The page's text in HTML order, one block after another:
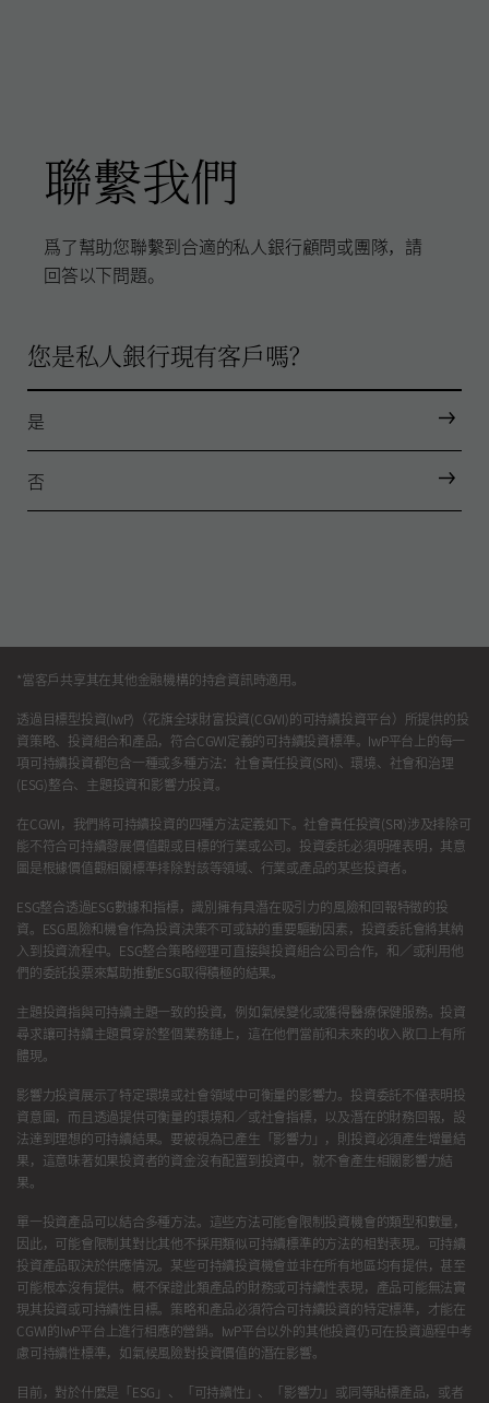
聯繫我們
爲了幫助您聯繫到合適的私人銀行顧問或團隊，請
回答以下問題。
您是私人銀行現有客戶嗎？
是
否
*當客戶共享其在其他金融機構的持倉資訊時適用。
透過目標型投資(IwP)（花旗全球財富投資(CGWI)的可持續投資平台）所提供的投
資策略、投資組合和產品，符合CGWI定義的可持續投資標準。IwP平台上的每一
項可持續投資都包含一種或多種方法：社會責任投資(SRI)、環境、社會和治理
(ESG)整合、主題投資和影響力投資。
在CGWI，我們將可持續投資的四種方法定義如下。社會責任投資(SRI)涉及排除可
能不符合可持續發展價值觀或目標的行業或公司。投資委託必須明確表明，其意
圖是根據價值觀相關標準排除對該等領域、行業或產品的某些投資者。
ESG整合透過ESG數據和指標，識別擁有具潛在吸引力的風險和回報特徵的投
資。ESG風險和機會作為投資決策不可或缺的重要驅動因素，投資委託會將其納
入到投資流程中。ESG整合策略經理可直接與投資組合公司合作，和／或利用他
們的委託投票來幫助推動ESG取得積極的結果。
主題投資指與可持續主題一致的投資，例如氣候變化或獲得醫療保健服務。投資
尋求讓可持續主題貫穿於整個業務鏈上，這在他們當前和未來的收入敞口上有所
體現。
影響力投資展示了特定環境或社會領域中可衡量的影響力。投資委託不僅表明投
資意圖，而且透過提供可衡量的環境和／或社會指標，以及潛在的財務回報，設
法達到理想的可持續結果。要被視為已產生「影響力」，則投資必須產生增量結
果，這意味著如果投資者的資金沒有配置到投資中，就不會產生相關影響力結
果。
單一投資產品可以結合多種方法。這些方法可能會限制投資機會的類型和數量，
因此，可能會限制其對比其他不採用類似可持續標準的方法的相對表現。可持續
投資產品取決於供應情況。某些可持續投資機會並非在所有地區均有提供，甚至
可能根本沒有提供。概不保證此類產品的財務或可持續性表現，產品可能無法實
現其投資或可持續性目標。策略和產品必須符合可持續投資的特定標準，才能在
CGWI的IwP平台上進行相應的營銷。IwP平台以外的其他投資仍可在投資過程中考
慮可持續性標準，如氣候風險對投資價值的潛在影響。
目前，對於什麼是「ESG」、「可持續性」、「影響力」或同等貼標產品，或者